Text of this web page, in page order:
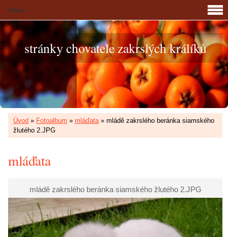
stránky chovatele zakrslých králíků
Úvod » Fotoalbum » mláďata» mládě zakrslého beránka siamského
žlutého 2.JPG
mláďata
mládě zakrslého beránka siamského žlutého 2.JPG
Menu